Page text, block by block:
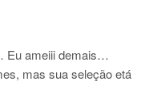
Eu ameiii demais…
mas sua seleção etá